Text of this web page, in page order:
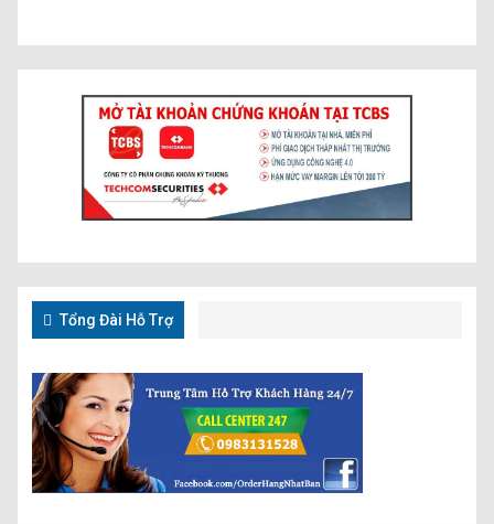
Tổng Đài Hỗ Trợ